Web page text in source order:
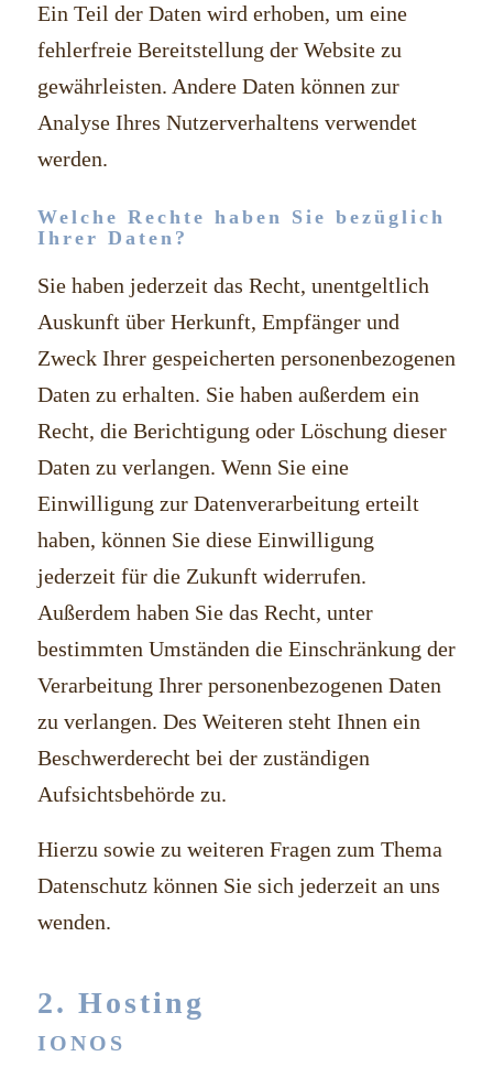
Ein Teil der Daten wird erhoben, um eine
fehlerfreie Bereitstellung der Website zu
gewährleisten. Andere Daten können zur
Analyse Ihres Nutzerverhaltens verwendet
werden.
Welche Rechte haben Sie bezüglich
Ihrer Daten?
Sie haben jederzeit das Recht, unentgeltlich
Auskunft über Herkunft, Empfänger und
Zweck Ihrer gespeicherten personenbezogenen
Daten zu erhalten. Sie haben außerdem ein
Recht, die Berichtigung oder Löschung dieser
Daten zu verlangen. Wenn Sie eine
Einwilligung zur Datenverarbeitung erteilt
haben, können Sie diese Einwilligung
jederzeit für die Zukunft widerrufen.
Außerdem haben Sie das Recht, unter
bestimmten Umständen die Einschränkung der
Verarbeitung Ihrer personenbezogenen Daten
zu verlangen. Des Weiteren steht Ihnen ein
Beschwerderecht bei der zuständigen
Aufsichtsbehörde zu.
Hierzu sowie zu weiteren Fragen zum Thema
Datenschutz können Sie sich jederzeit an uns
wenden.
2. Hosting
IONOS